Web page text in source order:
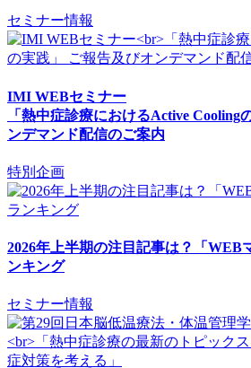
セミナー情報
IMI WEBセミナー
「熱中症診療におけるActive Cooling
ンデマンド配信のご案内
特別企画
2026年上半期の注目記事は？「WEB
ンキング
セミナー情報